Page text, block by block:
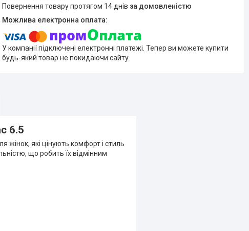
повернення товару протягом 14 днів за домовленістю
У компанії підключені електронні платежі. Тепер ви можете купити
будь-який товар не покидаючи сайту.
6.5
жінок, які цінують комфорт і стиль
що робить їх відмінним